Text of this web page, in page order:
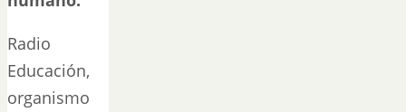
Radio
Educación,
organismo